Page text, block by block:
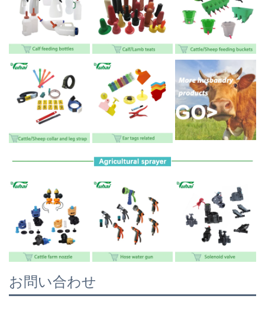
お問い合わせ